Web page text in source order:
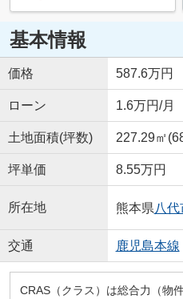
基本情報
価格 587.6万円
ローン 1.6万円/月
土地面積(坪数) 227.29㎡
坪単価 8.55万円
所在地 熊本県八代
交通 鹿児島本線
CRAS（クラス）は総合力（物